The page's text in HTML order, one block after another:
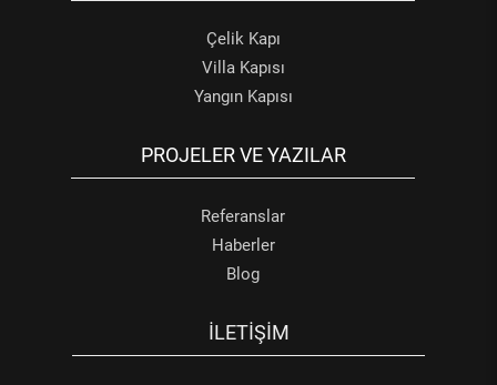
Çelik Kapı
Villa Kapısı
Yangın Kapısı
PROJELER VE YAZILAR
Referanslar
Haberler
Blog
İLETIŞIM